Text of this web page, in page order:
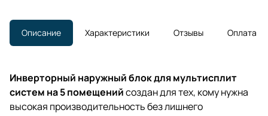
Описание Характеристики Отзывы Оплата
Инверторный наружный блок для мультисплит
систем на 5 помещенийсоздан для тех, кому нужна
высокая производительность без лишнего